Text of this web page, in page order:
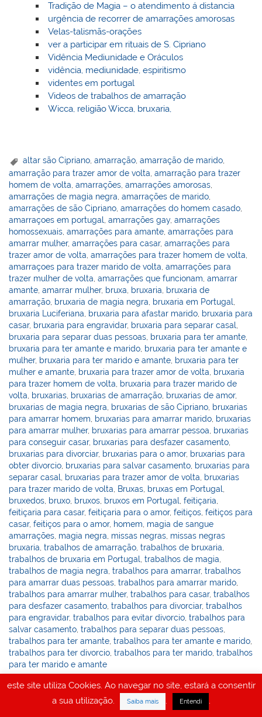
Tradição de Magia – o atendimento á distancia
urgência de recorrer de amarrações amorosas
Velas-talismãs-orações
ver a participar em rituais de S. Cipriano
Vidência Mediunidade e Oráculos
vidência, mediunidade, espiritismo
videntes em portugal
Videos de trabalhos de amarração
Wicca, religião Wicca, bruxaria,
altar são Cipriano,amarração,amarração de marido,
amarração para trazer amor de volta ,amarração para trazer
homem de volta ,amarrações ,amarrações amorosas
amarrações de magia negra ,amarrações de marido
amarrações de são Cipriano ,amarrações do homem casado
amarraçoes em portugal ,amarrações gay,amarrações
homossexuais ,amarrações para amante ,amarrações para
amarrar mulher,amarrações para casar,amarrações para
trazer amor de volta ,amarrações para trazer homem de volta
amarraçoes para trazer marido de volta ,amarrações para
trazer mulher de volta ,amarrações que funcionam ,amarrar
amante ,amarrar mulher, bruxa bruxaria
bruxaria de
amarração bruxaria de magia negra bruxaria em Portugal
bruxaria Luciferiana
bruxaria para afastar marido bruxaria para
casar, bruxaria para engravidar, bruxaria para separar casal
bruxaria para separar duas pessoas bruxaria para ter amante
bruxaria para ter amante e marido bruxaria para ter amante e
mulher, bruxaria para ter marido e amante bruxaria para ter
mulher e amante bruxaria para trazer amor de volta
bruxaria
para trazer homem de volta
bruxaria para trazer marido de
volta
bruxarias bruxarias de amarração bruxarias de amor,
bruxarias de magia negra
bruxarias de são Cipriano bruxarias
para amarrar homem
bruxarias para amarrar marido bruxarias
para amarrar mulher, bruxarias para amarrar pessoa
bruxarias
para conseguir casar, bruxarias para desfazer casamento
bruxarias para divorciar, bruxarias para o amor, bruxarias para
obter divorcio bruxarias para salvar casamento bruxarias para
separar casal
bruxarias para trazer amor de volta
bruxarias
para trazer marido de volta
Bruxas bruxas em Portugal
bruxedos bruxo bruxos bruxos em Portugal ,feitiçaria
feitiçaria para casar,feitiçaria para o amor,feitiços ,feitiços para
casar,feitiços para o amor, homem magia de sangue
amarrações magia negra missas negras missas negras
bruxaria ,trabalhos de amarração ,trabalhos de bruxaria
trabalhos de bruxaria em Portugal ,trabalhos de magia
trabalhos de magia negra ,trabalhos para amarrar,trabalhos
para amarrar duas pessoas ,trabalhos para amarrar marido
trabalhos para amarrar mulher,trabalhos para casar,trabalhos
para desfazer casamento ,trabalhos para divorciar,trabalhos
para engravidar,trabalhos para evitar divorcio ,trabalhos para
salvar casamento ,trabalhos para separar duas pessoas
trabalhos para ter amante ,trabalhos para ter amante e marido
trabalhos para ter divorcio ,trabalhos para ter marido ,trabalhos
para ter marido e amante
Altar S. Cipriano e bruxa Évora
este site utiliza Cookies. Ao navegar no site, estará a consentir
a sua utilização.
Saiba mais . Entendi .